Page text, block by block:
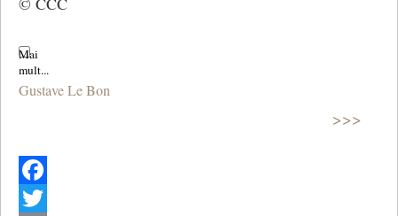
Gustave Le Bon
>>>
Facebook